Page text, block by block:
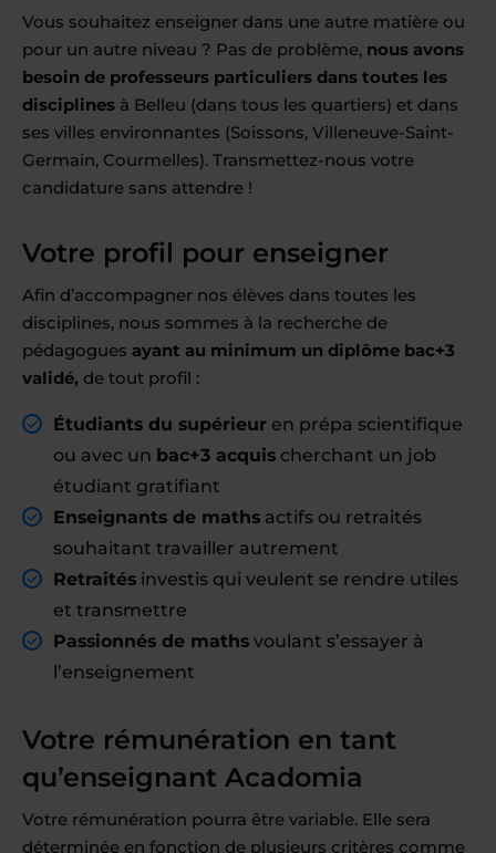
Vous souhaitez enseigner dans une autre matière ou
pour un autre niveau ? Pas de problème, nous avons
besoin de professeurs particuliers dans toutes les
disciplines à Belleu (dans tous les quartiers) et dans
ses villes environnantes (Soissons, Villeneuve-Saint-
Germain, Courmelles). Transmettez-nous votre
candidature sans attendre !
Votre profil pour enseigner
Afin d’accompagner nos élèves dans toutes les
disciplines, nous sommes à la recherche de
pédagogues ayant au minimum un diplôme bac+3
validé, de tout profil :
Étudiants du supérieur en prépa scientifique
ou avec un bac+3 acquis cherchant un job
étudiant gratifiant
Enseignants de maths actifs ou retraités
souhaitant travailler autrement
Retraités investis qui veulent se rendre utiles
et transmettre
Passionnés de maths voulant s’essayer à
l’enseignement
Votre rémunération en tant
qu’enseignant Acadomia
Votre rémunération pourra être variable. Elle sera
déterminée en fonction de plusieurs critères comme